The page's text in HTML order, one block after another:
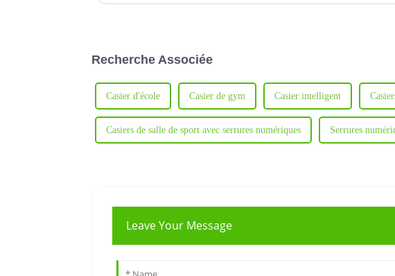
Recherche Associée
Casier d'école Casier de gym Casier intelligent
Casiers de salle de sport avec serrures numériques Serrures
Leave Your Message